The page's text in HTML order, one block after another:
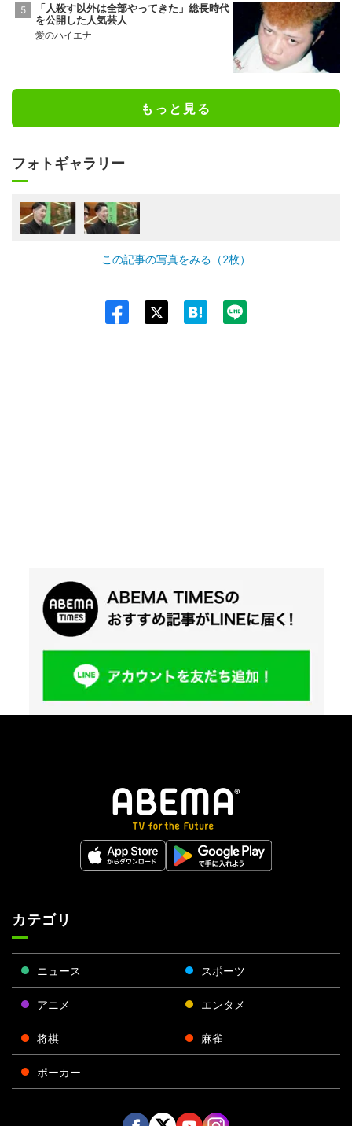
「人殺す以外は全部やってきた」総長時代
を公開した人気芸人
愛のハイエナ
もっと見る
フォトギャラリー
この記事の写真をみる（2枚）
カテゴリ
ニュース スポーツ
アニメ エンタメ
将棋 麻雀
ポーカー